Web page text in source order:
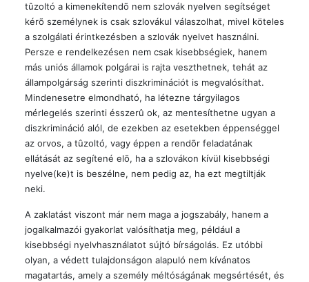
tûzoltó a kimenekítendõ nem szlovák nyelven segítséget
kérõ személynek is csak szlovákul válaszolhat, mivel köteles
a szolgálati érintkezésben a szlovák nyelvet használni.
Persze e rendelkezésen nem csak kisebbségiek, hanem
más uniós államok polgárai is rajta veszthetnek, tehát az
állampolgárság szerinti diszkriminációt is megvalósíthat.
Mindenesetre elmondható, ha létezne tárgyilagos
mérlegelés szerinti ésszerû ok, az mentesíthetne ugyan a
diszkrimináció alól, de ezekben az esetekben éppenséggel
az orvos, a tûzoltó, vagy éppen a rendõr feladatának
ellátását az segítené elõ, ha a szlovákon kívül kisebbségi
nyelve(ke)t is beszélne, nem pedig az, ha ezt megtiltják
neki.
A zaklatást viszont már nem maga a jogszabály, hanem a
jogalkalmazói gyakorlat valósíthatja meg, például a
kisebbségi nyelvhasználatot sújtó bírságolás. Ez utóbbi
olyan, a védett tulajdonságon alapuló nem kívánatos
magatartás, amely a személy méltóságának megsértését, és